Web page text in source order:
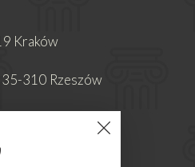
Kraków
310 Rzeszów